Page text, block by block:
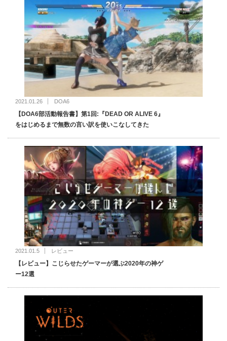
2021.01.26 DOA6
【DOA6部活動報告書】第1回:『DEAD OR ALIVE 6』
をはじめるまで無数の言い訳を使いこなしてきた
2021.01.5 レビュー
【レビュー】こじらせたゲーマーが選ぶ2020年の神ゲ
ー12選